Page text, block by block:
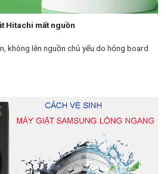
Hitachi mất nguồn
không lên nguồn chủ yếu do hỏng board